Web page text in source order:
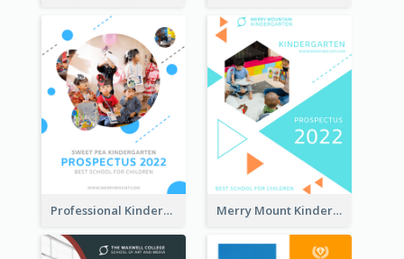
Professional Kindergarten Prospectus Merry Mount Kindergarten Prospectus